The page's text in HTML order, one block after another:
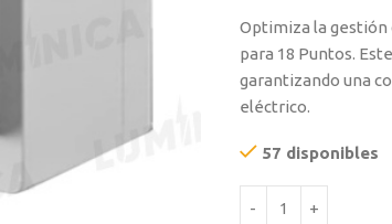
Optimiza la gestión
para 18 Puntos.
garantizando una
eléctrico.
57 disponibles